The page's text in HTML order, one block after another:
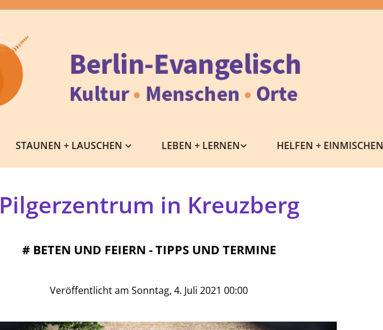
STAUNEN + LAUSCHEN LEBEN + LERNEN HELFEN + EINMISCHEN
Pilgerzentrum in Kreuzberg
# BETEN UND FEIERN - TIPPS UND TERMINE
Veröffentlicht am Sonntag, 4. Juli 2021 00:00